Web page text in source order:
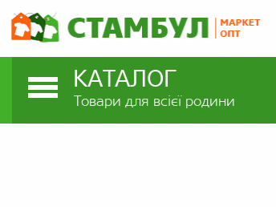
КАТАЛОГ
Товари для всієї родини